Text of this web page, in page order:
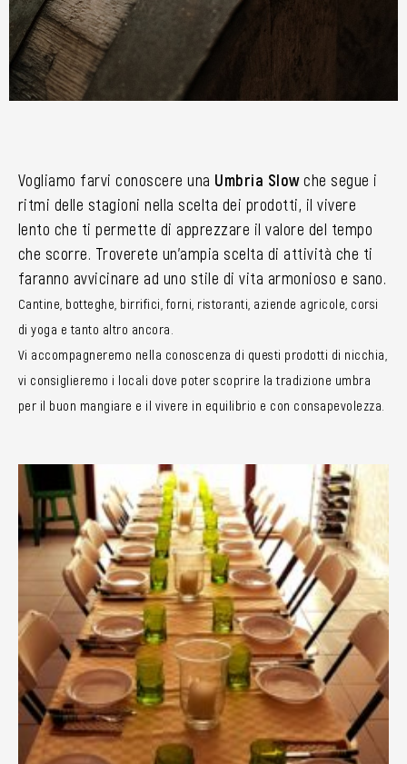
Vogliamo farvi conoscere una Umbria Slowche segue i
ritmi delle stagioni nella scelta dei prodotti, il vivere
lento che ti permette di apprezzare il valore del tempo
che scorre. Troverete un’ampia scelta di attività che ti
faranno avvicinare ad uno stile di vita armonioso e sano.
Cantine, botteghe, birrifici, forni, ristoranti, aziende agricole, corsi
di yoga e tanto altro ancora.
Vi accompagneremo nella conoscenza di questi prodotti di nicchia,
vi consiglieremo i locali dove poter scoprire la tradizione umbra
per il buon mangiare e il vivere in equilibrio e con consapevolezza.